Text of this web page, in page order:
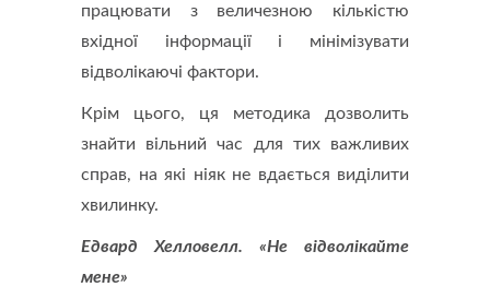
працювати з величезною кількістю
вхідної інформації і мінімізувати
відволікаючі фактори.
Крім цього, ця методика дозволить
знайти вільний час для тих важливих
справ, на які ніяк не вдається виділити
хвилинку.
Едвард Хелловелл. «Не відволікайте
мене»